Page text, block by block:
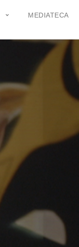
MEDIATECA